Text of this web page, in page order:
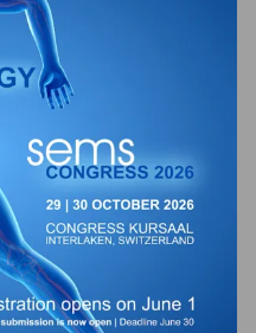
en
efficiente
| Meyrin
Fichier iCal